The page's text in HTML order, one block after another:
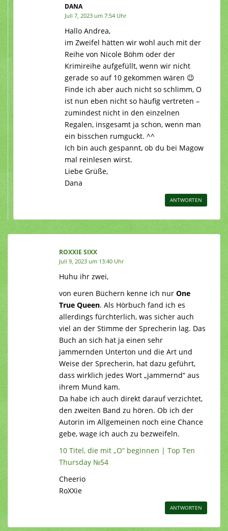
DANA
Juli 7, 2023 um 7:54 Uhr
Hallo Andrea,
im Zweifel hätten wir wohl auch mit der
Reihe von Nicole Böhm oder der
Krimireihe aufgefüllt, wenn wir nicht
gerade so auf 10 gekommen wären 😉
Finde ich aber auch nicht so schlimm, O
ist nun eben nicht so häufig vertreten –
zumindest nicht in den einzelnen
Regalen, insgesamt ja schon, wenn man
ein bisschen rumguckt. ^^
Ich bin auch gespannt, ob du bei Magow
mal reinlesen wirst.
Liebe Grüße,
Dana
ANTWORTEN
ROXXIE SIXX
Juli 9, 2023 um 13:40 Uhr
Huhu ihr zwei,
von euren Büchern kenne ich nur One
True Queen. Als Hörbuch fand ich es
allerdings fürchterlich, was sicher auch
viel an der Stimme der Sprecherin lag. Das
Buch an sich hat ja einen sehr
jammernden Unterton und die Art und
Weise der Sprecherin, hat dazu geführt,
dass wirklich jedes Wort „jammernd“ aus
ihrem Mund kam.
Da habe ich auch direkt darauf verzichtet,
den zweiten Band zu hören. Ob ich der
Autorin im Allgemeinen noch eine Chance
gebe, wage ich auch zu bezweifeln.
10 Titel, die mit „O“ beginnen | Top Ten
Thursday №54
Cheerio
RoXXie
ANTWORTEN